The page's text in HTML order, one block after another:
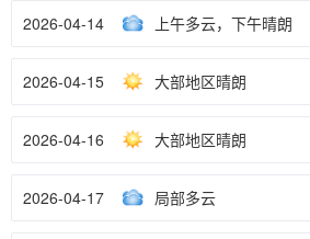
2026-04-14 上午多云，下午晴朗
2026-04-15 大部地区晴朗
2026-04-16 大部地区晴朗
2026-04-17 局部多云